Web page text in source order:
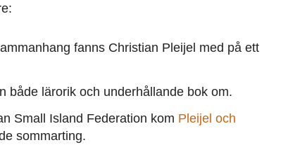
fanns Christian Pleijel med på ett
både lärorik och underhållande bok om.
Small Island Federation kom Pleijel och
sommarting.